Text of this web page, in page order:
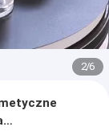
2/6